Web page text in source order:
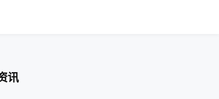
讯